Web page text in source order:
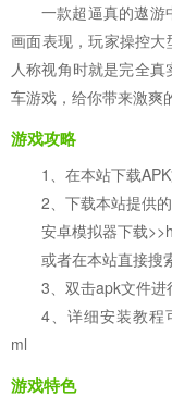
一款超逼真的遨游
画面表现，玩家操控
人称视角时就是完全
车游戏，给你带来激爽
游戏攻略
1、在本站下载
2、下载本站提供
安卓模拟器下载
或者在本站直接搜
3、双击apk文件进
4、详细安装教程
ml
游戏特色